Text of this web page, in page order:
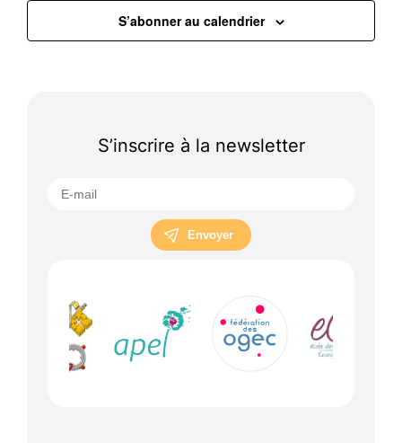
S’abonner au calendrier
S’inscrire à la newsletter
Envoyer